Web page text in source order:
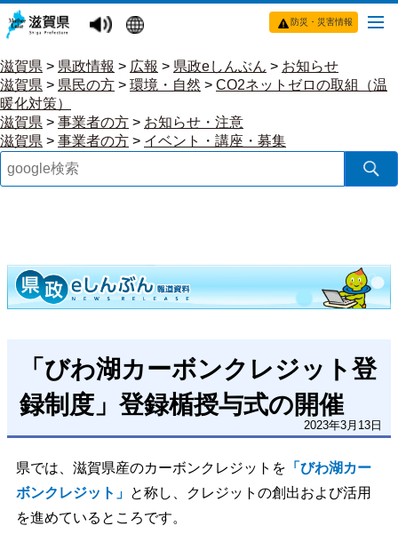
防災・災害情報
滋賀県 > 県政情報 > 広報 > 県政eしんぶん > お知らせ
滋賀県 > 県民の方 > 環境・自然 > CO2ネットゼロの取組（温
暖化対策）
滋賀県 > 事業者の方 > お知らせ・注意
滋賀県 > 事業者の方 > イベント・講座・募集
「びわ湖カーボンクレジット登
録制度」登録楯授与式の開催
2023年3月13日
県では、滋賀県産のカーボンクレジットを 「びわ湖カー
ボンクレジット」 と称し、クレジットの創出および活用
を進めているところです。